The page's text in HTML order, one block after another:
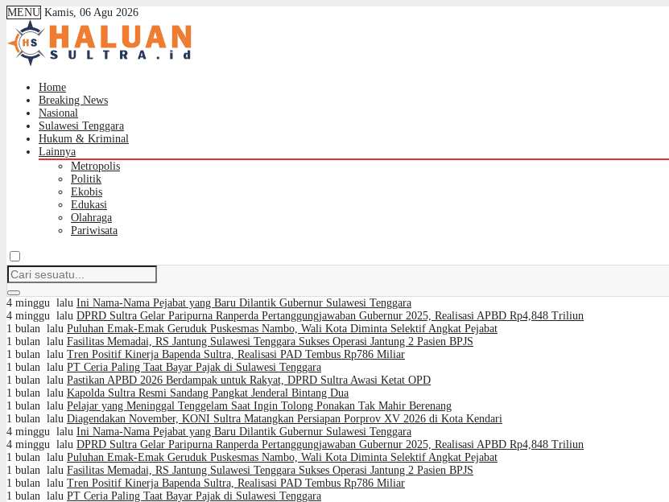
MENU Kamis, 06 Agu 2026
Home
Breaking News
Nasional
Sulawesi Tenggara
Hukum & Kriminal
Lainnya
Metropolis
Politik
Ekobis
Edukasi
Olahraga
Pariwisata
4 minggu lalu Ini Nama-Nama Pejabat yang Baru Dilantik Gubernur Sulawesi Tenggara
4 minggu lalu DPRD Sultra Gelar Paripurna Ranperda Pertanggungjawaban Gubernur 2025, Realisasi APBD Rp4,848 Triliun
1 bulan lalu Puluhan Emak-Emak Geruduk Puskesmas Nambo, Wali Kota Diminta Selektif Angkat Pejabat
1 bulan lalu Fasilitas Memadai, RS Jantung Sulawesi Tenggara Sukses Operasi Jantung 2 Pasien BPJS
1 bulan lalu Tren Positif Kinerja Bapenda Sultra, Realisasi PAD Tembus Rp786 Miliar
1 bulan lalu PT Ceria Paling Taat Bayar Pajak di Sulawesi Tenggara
1 bulan lalu Pastikan APBD 2026 Berdampak untuk Rakyat, DPRD Sultra Awasi Ketat OPD
1 bulan lalu Kapolda Sultra Resmi Sandang Pangkat Jenderal Bintang Dua
1 bulan lalu Pelajar yang Meninggal Tenggelam Saat Ingin Tolong Ponakan Tak Mahir Berenang
1 bulan lalu Diagendakan November, KONI Sultra Matangkan Persiapan Porprov XV 2026 di Kota Kendari
4 minggu lalu Ini Nama-Nama Pejabat yang Baru Dilantik Gubernur Sulawesi Tenggara
4 minggu lalu DPRD Sultra Gelar Paripurna Ranperda Pertanggungjawaban Gubernur 2025, Realisasi APBD Rp4,848 Triliun
1 bulan lalu Puluhan Emak-Emak Geruduk Puskesmas Nambo, Wali Kota Diminta Selektif Angkat Pejabat
1 bulan lalu Fasilitas Memadai, RS Jantung Sulawesi Tenggara Sukses Operasi Jantung 2 Pasien BPJS
1 bulan lalu Tren Positif Kinerja Bapenda Sultra, Realisasi PAD Tembus Rp786 Miliar
1 bulan lalu PT Ceria Paling Taat Bayar Pajak di Sulawesi Tenggara